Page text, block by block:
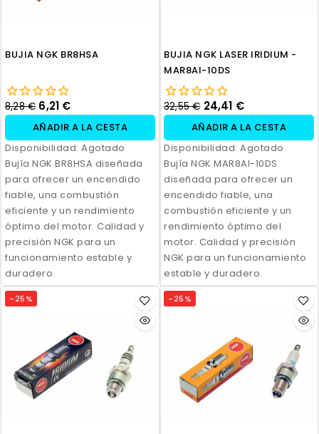
BUJIA NGK BR8HSA
8,28 € 6,21 €
AÑADIR A LA CESTA
Disponibilidad: Agotado
Bujía NGK BR8HSA diseñada
para ofrecer un encendido
fiable, una combustión
eficiente y un rendimiento
óptimo del motor. Calidad y
precisión NGK para un
funcionamiento estable y
duradero.
BUJIA NGK LASER IRIDIUM -
MAR8AI-10DS
32,55 € 24,41 €
AÑADIR A LA CESTA
Disponibilidad: Agotado
Bujía NGK MAR8AI-10DS
diseñada para ofrecer un
encendido fiable, una
combustión eficiente y un
rendimiento óptimo del
motor. Calidad y precisión
NGK para un funcionamiento
estable y duradero.
-25% -25%